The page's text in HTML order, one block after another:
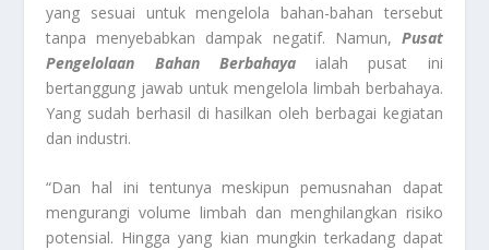
yang sesuai untuk mengelola bahan-bahan tersebut
tanpa menyebabkan dampak negatif. Namun, Pusat
Pengelolaan Bahan Berbahayaialah pusat ini
bertanggung jawab untuk mengelola limbah berbahaya.
Yang sudah berhasil di hasilkan oleh berbagai kegiatan
dan industri.
“Dan hal ini tentunya meskipun pemusnahan dapat
mengurangi volume limbah dan menghilangkan risiko
potensial. Hingga yang kian mungkin terkadang dapat